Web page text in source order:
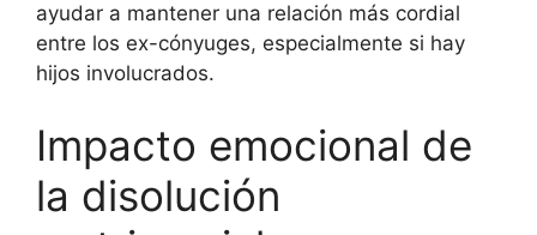
ayudar a mantener una relación más cordial
entre los ex-cónyuges, especialmente si hay
hijos involucrados.
Impacto emocional de
la disolución